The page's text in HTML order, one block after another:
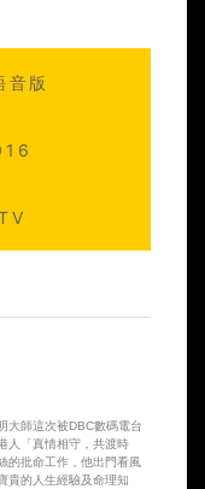
版
大師這次被DBC數碼電台
人「真情相守，共渡時
的批命工作，他出門看風
貴的人生經驗及命理知